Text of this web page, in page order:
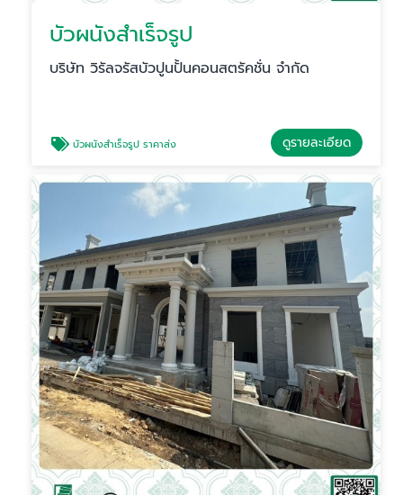
บัวผนังสําเร็จรูป
บริษัท วิรัลจรัสบัวปูนปั้นคอนสตรัคชั่น จำกัด
บัวผนังสําเร็จรูป ราคาส่ง ดูรายละเอียด